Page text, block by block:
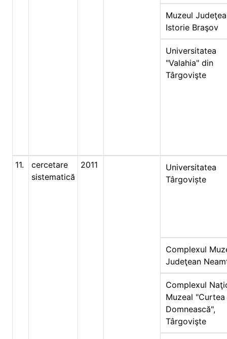
Muzeul
Istorie Braşov
Universitatea
"Valahia" din
Târgovişte
11.
cercetare
sistematică
2011
Universitatea
Târgoviște
Complexul
Judeţean
Complexul
Muzeal "Curtea
Domnească",
Târgovişte